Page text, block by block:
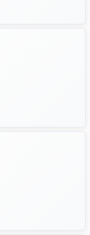
xuất xứ tại USA
Yellow
căng thẳng và mệt mỏi,
được sử dụng để cải
mật hoặc giải trí.
chấn, thoải mái,